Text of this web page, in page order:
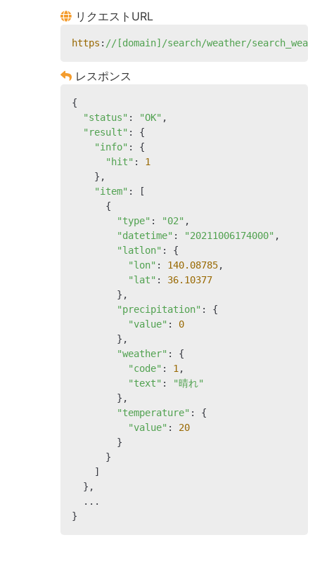
リクエストURL
https : //[domain]/search/weather/
レスポンス
{
"status" : "OK" ,
"result" : {
"info" : {
"hit" : 1
    },
"item" : [
      {
"type" : "02" ,
"datetime" : "20211006174000" ,
"latlon" : {
"lon" : 140.08785,
"lat" : 36.10377
        },
"precipitation" : {
"value" : 0
        },
"weather" : {
"code" : 1,
"text" :
"晴れ"
        },
"temperature" : {
"value" : 20
        }
      }
    ]
  },
  ...
}